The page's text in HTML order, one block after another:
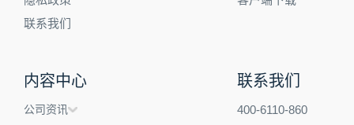
联系我们
内容中心
公司资讯
联系我们
400-6110-860